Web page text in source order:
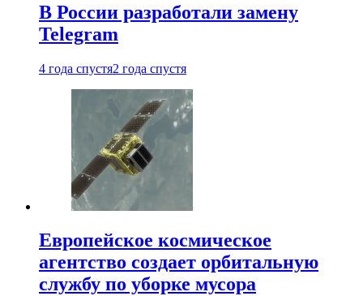
В России разработали замену
Telegram
4 года спустя2 года спустя
Европейское космическое
агентство создает орбитальную
службу по уборке мусора